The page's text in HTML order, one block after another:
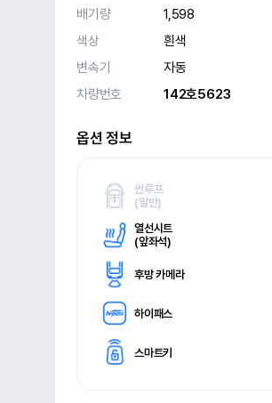
배기량
1,598
색상
흰색
변속기
자동
차량번호
142호5623
옵션 정보
썬루프
(일반)
열선시트
(앞좌석)
후방 카메라
하이패스
스마트키